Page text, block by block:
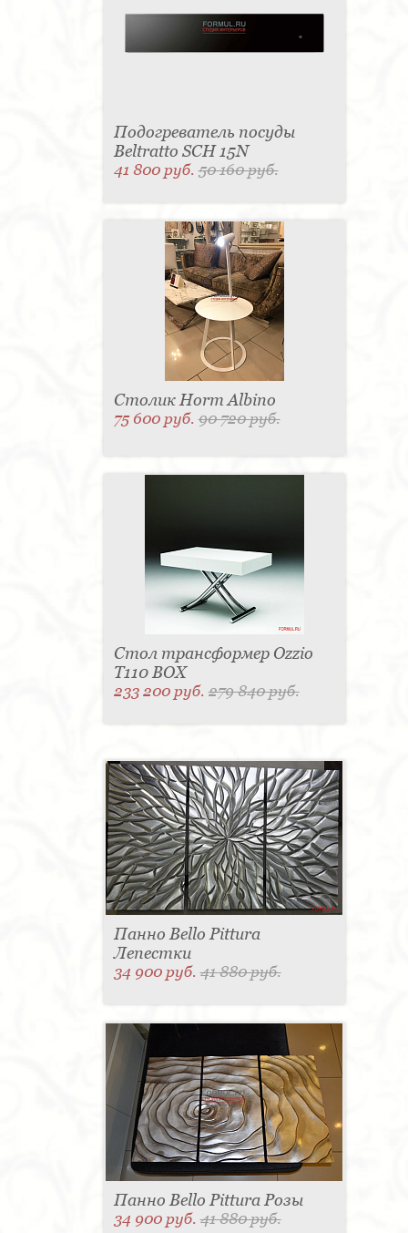
Подогреватель посуды
Beltratto SCH 15N
41 800 руб.50 160 руб.
Столик Horm Albino
75 600 руб.90 720 руб.
Стол трансформер Ozzio
T110 BOX
233 200 руб.279 840 руб.
Панно Bello Pittura
Лепестки
34 900 руб.41 880 руб.
Панно Bello Pittura Розы
34 900 руб.41 880 руб.